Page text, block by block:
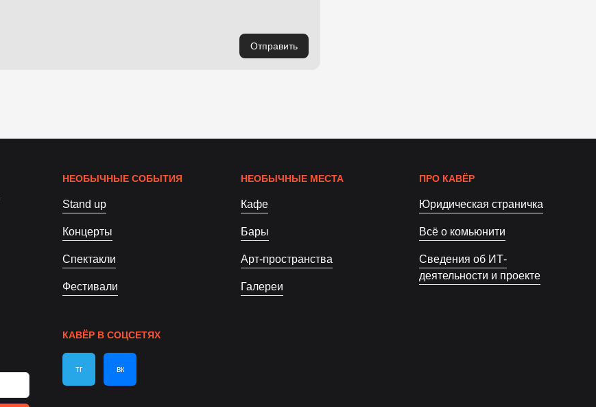
Отправить
НЕОБЫЧНЫЕ СОБЫТИЯ
Stand up
Концерты
Спектакли
Фестивали
НЕОБЫЧНЫЕ МЕСТА
Кафе
Бары
Арт-пространства
Галереи
ПРО КАВЁР
Юридическая страничка
Всё о комьюнити
Сведения об ИТ-
деятельности и проекте
КАВЁР В СОЦСЕТЯХ
тг вк